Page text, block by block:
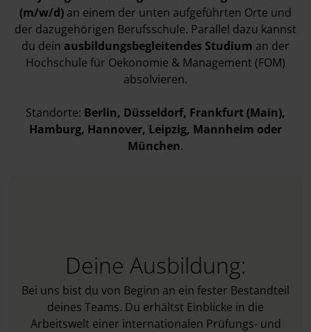
(m/w/d) an einem der unten aufgeführten Orte und
der dazugehörigen Berufsschule. Parallel dazu kannst
du dein ausbildungsbegleitendes Studium an der
Hochschule für Oekonomie & Management (FOM)
absolvieren.
Standorte: Berlin, Düsseldorf, Frankfurt (Main),
Hamburg, Hannover, Leipzig, Mannheim oder
München.
Deine Ausbildung:
Bei uns bist du von Beginn an ein fester Bestandteil
deines Teams. Du erhältst Einblicke in die
Arbeitswelt einer internationalen Prüfungs- und